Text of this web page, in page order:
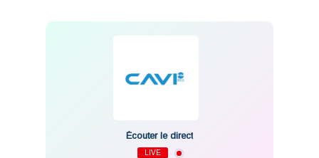
Écouter le direct
LIVE